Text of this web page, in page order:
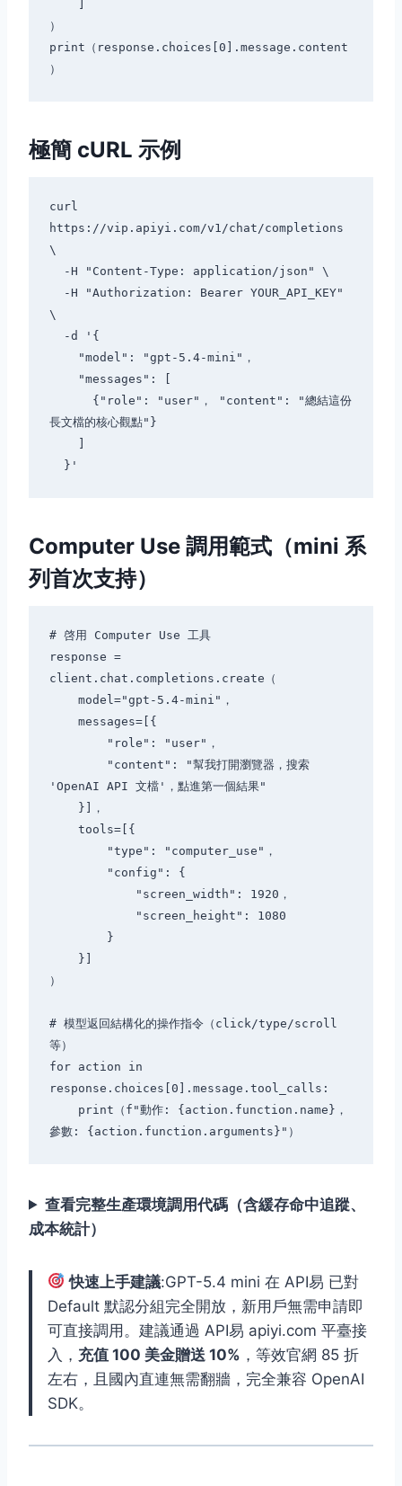
）
print（response.choices[0].message.content
極簡 cURL 示例
curl
https://vip.apiyi.com/v1/chat/completions
\
\
長文檔的核心觀點"}
Computer Use 調用範式（mini 系
列首次支持）
# 啓用 Computer Use 工具
response =
client.chat.completions.create（
'OpenAI API 文檔'，點進第一個結果"
）
# 模型返回結構化的操作指令（click/type/scroll
等）
for action in
response.choices[0].message.tool_calls:
查看完整生產環境調用代碼（含緩存命中追蹤、
成本統計）
快速上手建議:GPT-5.4 mini 在 API易 已對
Default 默認分組完全開放，新用戶無需申請即
可直接調用。建議通過 API易 apiyi.com 平臺接
入， 充值 100 美金贈送 10% ，等效官網 85 折
左右，且國內直連無需翻牆，完全兼容 OpenAI
SDK。